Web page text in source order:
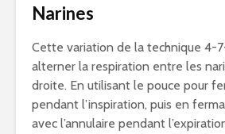
Narines
Cette variation de la technique 4-
alterner la respiration entre les
droite. En utilisant le pouce pour
pendant l’inspiration, puis en
avec l’annulaire pendant